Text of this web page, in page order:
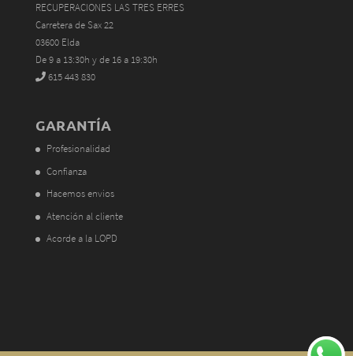
RECUPERACIONES LAS TRES ERRES
Carretera de Sax 22
03600 Elda
De 9 a 13:30h y de 16 a 19:30h
615 443 830
GARANTÍA
Profesionalidad
Confianza
Hacemos envios
Atención al cliente
Acorde a la LOPD